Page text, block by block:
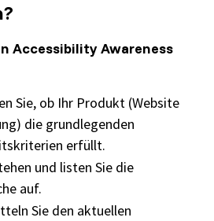
Accessibility Awareness
Sie, ob Ihr Produkt (Website
die grundlegenden
erfüllt.
und listen Sie die
auf.
Sie den aktuellen